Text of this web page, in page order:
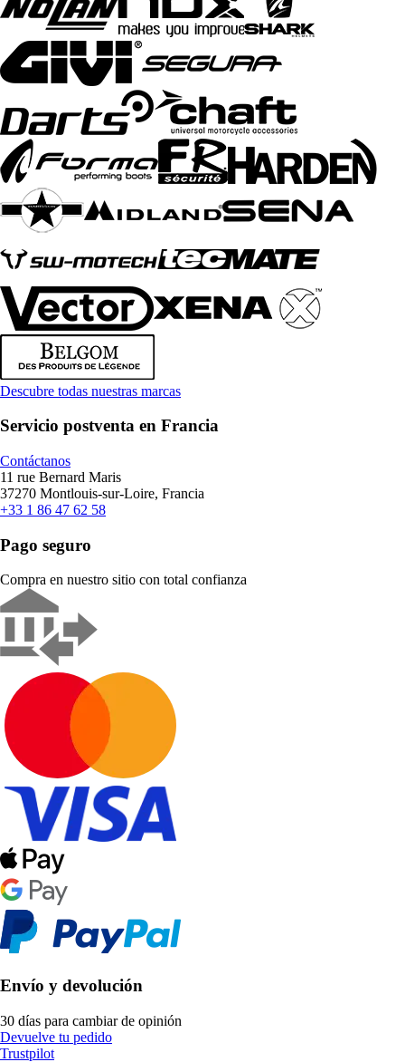
Descubre todas nuestras marcas
Servicio postventa en Francia
Contáctanos
11 rue Bernard Maris
37270 Montlouis-sur-Loire, Francia
+33 1 86 47 62 58
Pago seguro
Compra en nuestro sitio con total confianza
Envío y devolución
30 días para cambiar de opinión
Devuelve tu pedido
Trustpilot